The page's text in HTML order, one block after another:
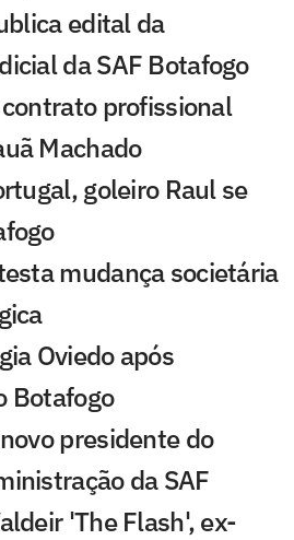
edital da
da SAF Botafogo
profissional
Machado
goleiro Raul se
mudança societária
Oviedo após
Botafogo
presidente do
da SAF
'The Flash', ex-